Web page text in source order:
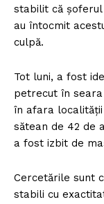
stabilit că
au întocmit
culpă.
Tot luni, a fost
petrecut în seara
în afara localităţii
sătean de 42 de
a fost izbit de
Cercetările sunt
stabili cu